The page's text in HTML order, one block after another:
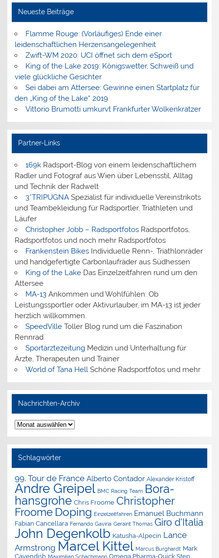
Neueste Beiträge
Flamme Rouge: (Vorläufiges) Ende einer
leidenschaftlichen Herzensangelegenheit
Zwift-WM 2020: UCI öffnet sich dem eSport
King of the Lake 2019: Königswetter, Schweiß und
viele glückliche Gesichter
Sei dabei am Attersee: Gewinne einen Startplatz für
den „King of the Lake“ 2019
Vittorio Brumotti umkurvt Frankfurter Wolkenkratzer
Partner-Links
169kRadsport-Blog von einem leidenschaftlichem
Radler und Fotograf aus Wien über Lebensstil, Alltag
und Technik der Radwelt
3*TRIPUGNASpezialist für individuelle Vereinstrikots
und Teambekleidung für Radsportler, Triathleten und
Läufer
Christopher Jobb – RadsportfotosRadsportfotos,
Radsportfotos und noch mehr Radsportfotos
Frankenstein BikesIndividuelle Renn-, Triathlonräder
und handgefertigte Carbonlaufräder aus Südhessen
King of the LakeDas Einzelzeitfahren rund um den
Attersee
MA-13Ankommen und Wohlfühlen: Ob
Leistungssportler oder Aktivurlauber, im MA-13 ist jeder
herzlich willkommen.
SpeedVilleToller Blog rund um die Faszination
Rennrad
SportärztezeitungMedizin und Unterhaltung für
Ärzte, Therapeuten und Trainer
World of Tana HellSchöne Radsportfotos und mehr
Nachrichten-Archiv
Nachrichten-
Archiv
Schlagwörter
99. Tour de France Alberto Contador Alexander Kristoff
Andre Greipel BMC Racing Team Bora-
hansgrohe Chris Froome Christopher
Froome Doping Einzelzeitfahren Emanuel Buchmann
Fabian Cancellara Fernando Gaviria Geraint Thomas Giro d'Italia
John Degenkolb Katusha-Alpecin Lance
Armstrong Marcel Kittel Marcus Burghardt Mark
Cavendish
Omega Pharma-Quick Step